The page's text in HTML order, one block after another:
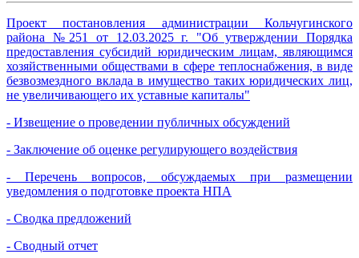
Проект постановления администрации Кольчугинского
района №251 от 12.03.2025 г. "Об утверждении Порядка
предоставления субсидий юридическим лицам, являющимся
хозяйственными обществами в сфере теплоснабжения, в виде
безвозмездного вклада в имущество таких юридических лиц,
не увеличивающего их уставные капиталы"
- Извещение о проведении публичных обсуждений
- Заключение об оценке регулирующего воздействия
- Перечень вопросов, обсуждаемых при размещении
уведомления о подготовке проекта НПА
- Сводка предложений
- Сводный отчет